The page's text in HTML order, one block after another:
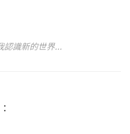
認識新的世界...